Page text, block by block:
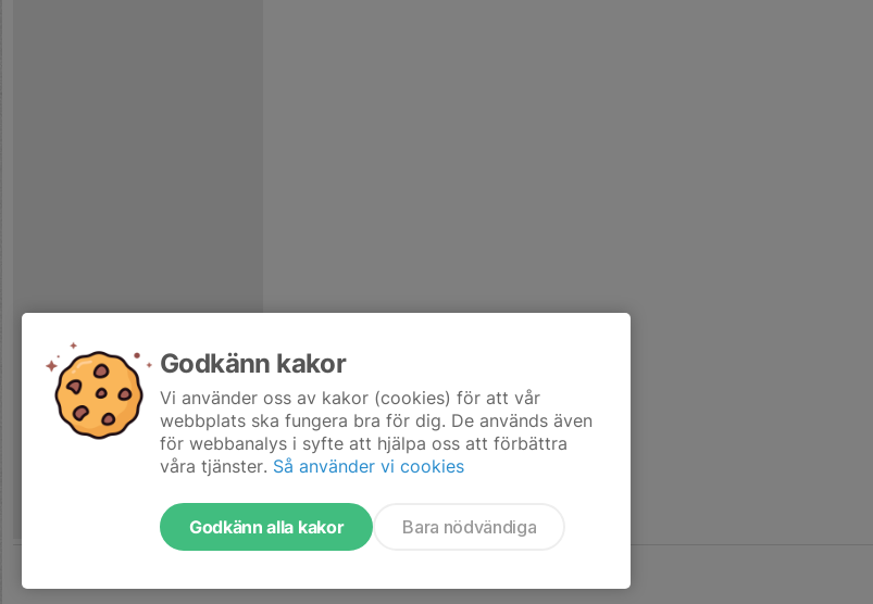
Godkänn kakor
Vi använder oss av kakor (cookies) för att vår
webbplats ska fungera bra för dig. De används även
för webbanalys i syfte att hjälpa oss att förbättra
våra tjänster. Så använder vi cookies
Godkänn alla kakor Bara nödvändiga